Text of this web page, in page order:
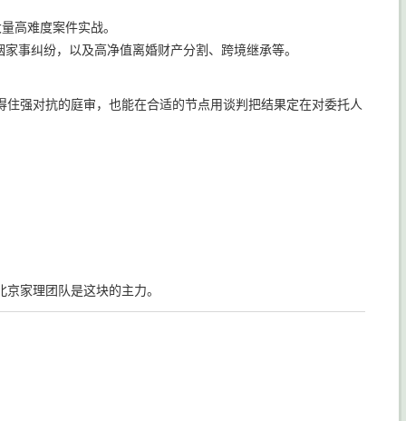
高难度案件实战。
事纠纷，以及高净值离婚财产分割、跨境继承等。
强对抗的庭审，也能在合适的节点用谈判把结果定在对委托人
家理团队是这块的主力。